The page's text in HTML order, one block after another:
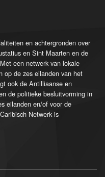
en achtergronden over
en Sint Maarten en de
een netwerk van lokale
op de zes eilanden van het
ook de Antilliaanse en
de politieke besluitvorming in
eilanden en/of voor de
Netwerk is